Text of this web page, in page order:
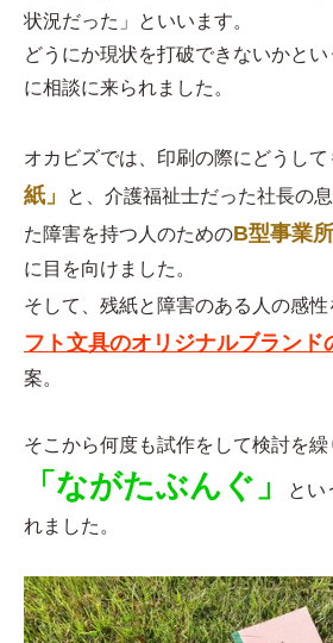
状況だった」といいます。
どうにか現状を打破できないかと
に相談に来られました。
オカビズでは、印刷の際にどうして
紙」
と、介護福祉士だった社長の
た障害を持つ人のためのB型事業
に目を向けました。
そして、残紙と障害のある人の感
フト文具のオリジナルブランド
案。
そこから何度も試作をして検討を
「ながたぶんぐ」
とい
れました。